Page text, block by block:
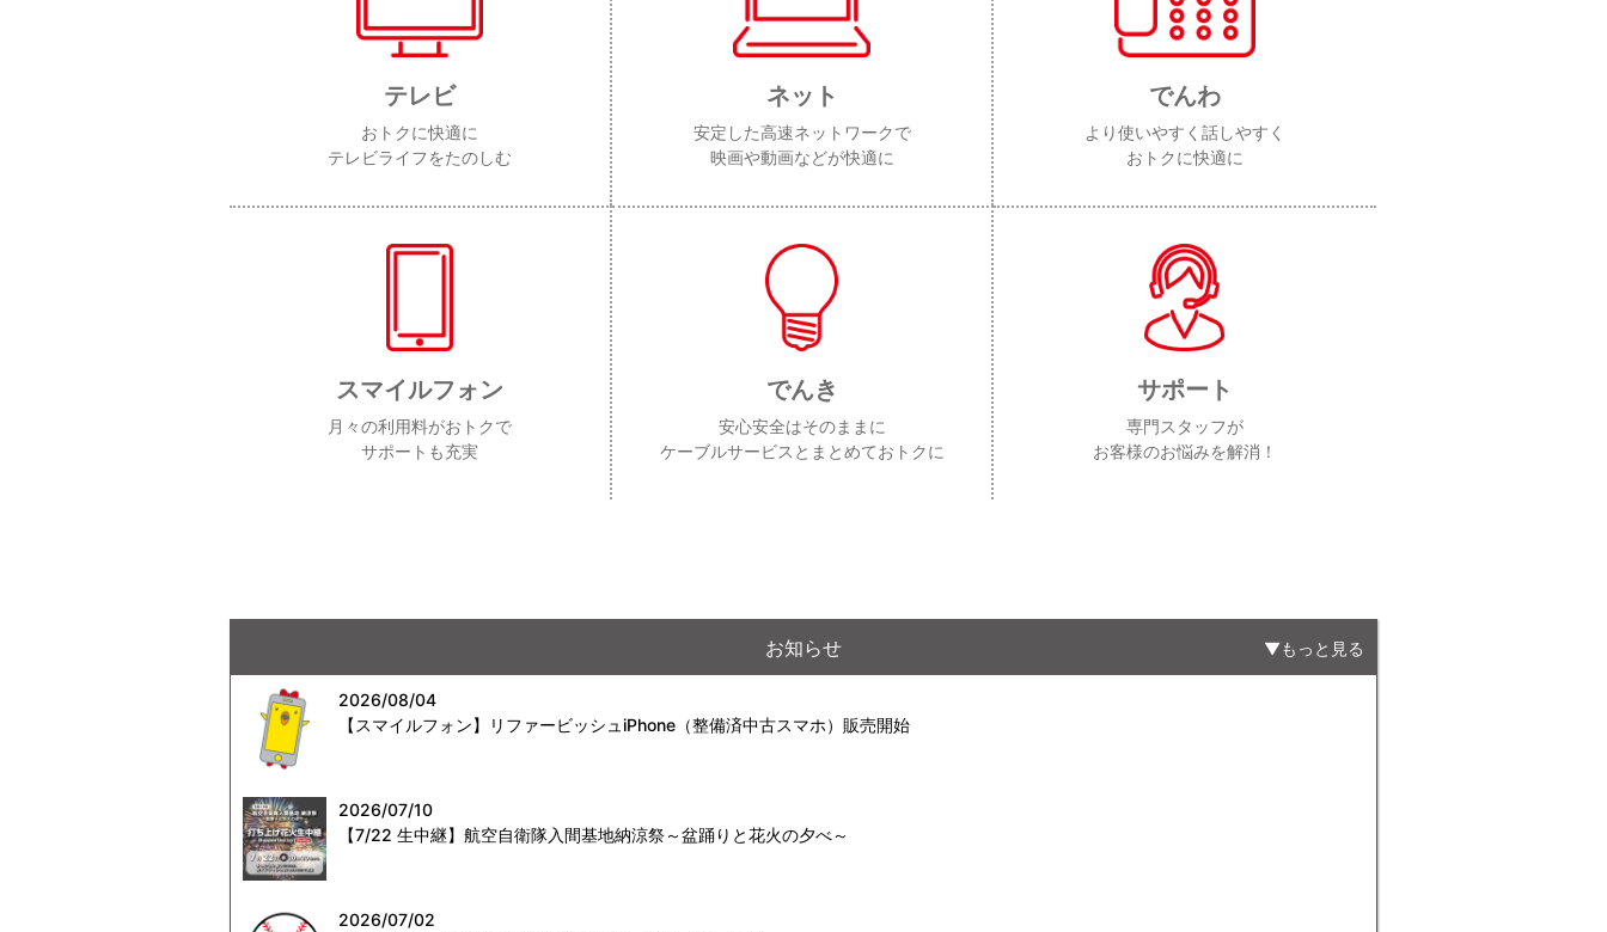
テレビ
おトクに快適に
テレビライフをたのしむ
ネット
安定した高速ネットワークで
映画や動画などが快適に
でんわ
より使いやすく話しやすく
おトクに快適に
スマイルフォン
月々の利用料がおトクで
サポートも充実
でんき
安心安全はそのままに
ケーブルサービスとまとめておトクに
サポート
専門スタッフが
お客様のお悩みを解消！
お知らせ もっと見る
2026/08/04
【スマイルフォン】リファービッシュiPhone（整備済中古スマホ）販売開始
2026/07/10
【7/22 生中継】航空自衛隊入間基地納涼祭～盆踊りと花火の夕べ～
2026/07/02